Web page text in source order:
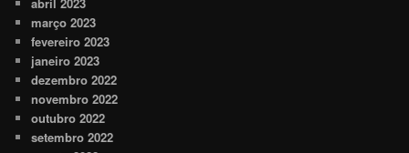
março 2023
fevereiro 2023
janeiro 2023
dezembro 2022
novembro 2022
outubro 2022
setembro 2022